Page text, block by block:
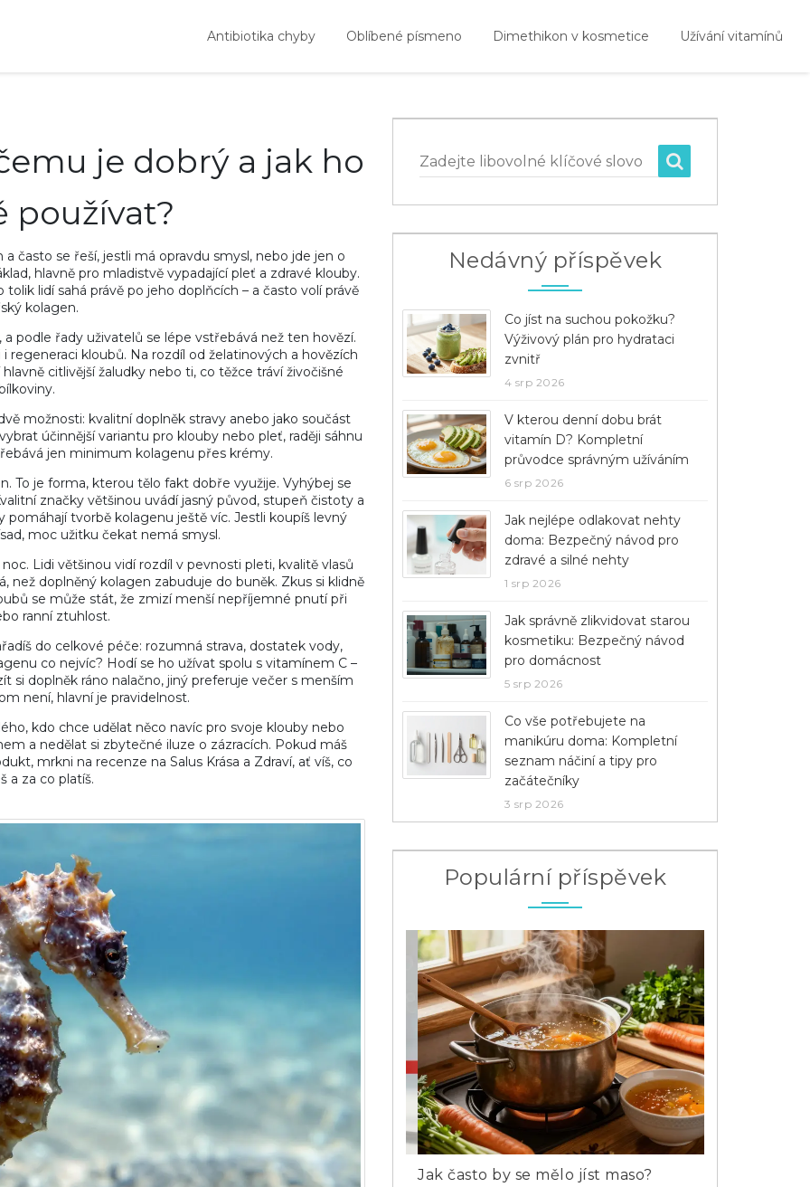
Antibiotika chyby Oblíbené písmeno Dimethikon v kosmetice Užívání vitamínů
je dobrý a jak ho
používat?
často se řeší, jestli má opravdu smysl, nebo jde jen o
hlavně pro mladistvě vypadající pleť a zdravé klouby.
lidí sahá právě po jeho doplňcích – a často volí právě
kolagen.
podle řady uživatelů se lépe vstřebává než ten hovězí.
kloubů. Na rozdíl od želatinových a hovězích
citlivější žaludky nebo ti, co těžce tráví živočišné
možnosti: kvalitní doplněk stravy anebo jako součást
účinnější variantu pro klouby nebo pleť, raději sáhnu
jen minimum kolagenu přes krémy.
To je forma, kterou tělo fakt dobře využije. Vyhýbej se
značky většinou uvádí jasný původ, stupeň čistoty a
tvorbě kolagenu ještě víc. Jestli koupíš levný
moc užitku čekat nemá smysl.
Lidi většinou vidí rozdíl v pevnosti pleti, kvalitě vlasů
než doplněný kolagen zabuduje do buněk. Zkus si klidně
se může stát, že zmizí menší nepříjemné pnutí při
ranní ztuhlost.
do celkové péče: rozumná strava, dostatek vody,
co nejvíc? Hodí se ho užívat spolu s vitamínem C –
si doplněk ráno nalačno, jiný preferuje večer s menším
není, hlavní je pravidelnost.
kdo chce udělat něco navíc pro svoje klouby nebo
a nedělat si zbytečné iluze o zázracích. Pokud máš
mrkni na recenze na Salus Krása a Zdraví, ať víš, co
a za co platíš.
Zadejte libovolné klíčové slovo
Nedávný příspěvek
Co jíst na suchou pokožku?
Výživový plán pro hydrataci
zvnitř
4 srp 2026
V kterou denní dobu brát
vitamín D? Kompletní
průvodce správným užíváním
6 srp 2026
Jak nejlépe odlakovat nehty
doma: Bezpečný návod pro
zdravé a silné nehty
1 srp 2026
Jak správně zlikvidovat starou
kosmetiku: Bezpečný návod
pro domácnost
5 srp 2026
Co vše potřebujete na
manikúru doma: Kompletní
seznam náčiní a tipy pro
začátečníky
3 srp 2026
Populární příspěvek
technika Které vitamíny nelze kombinovat?
Jak často by se mělo jíst maso?